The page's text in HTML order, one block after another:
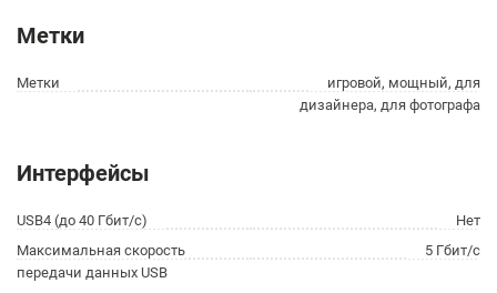
Метки
Метки
игровой, мощный, для
дизайнера, для фотографа
Интерфейсы
USB4 (до 40 Гбит/с)
Нет
Максимальная скорость
передачи данных USB
5 Гбит/с